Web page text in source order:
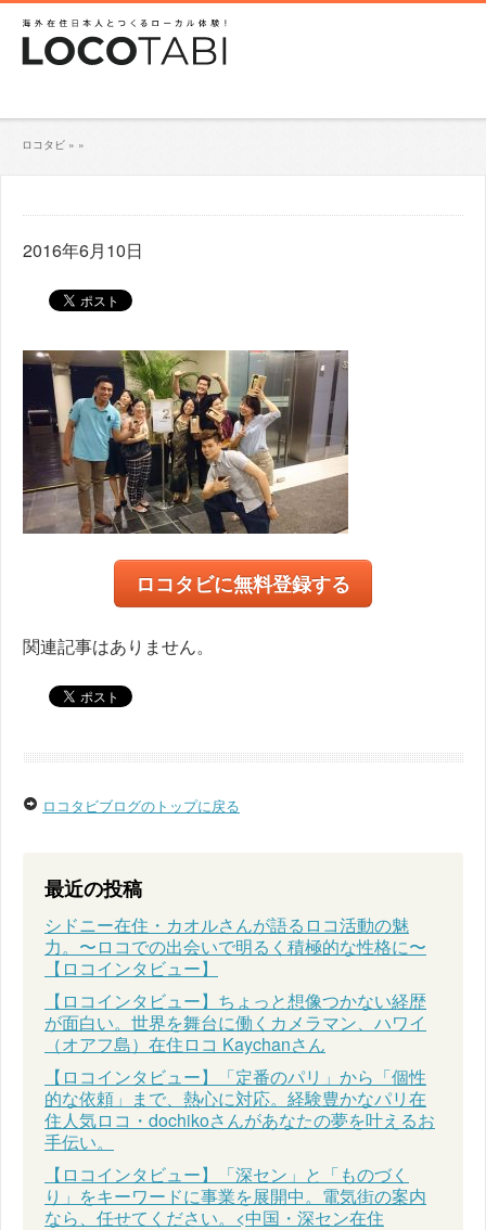
ロコタビ » »
2016年6月10日
ロコタビに無料登録する
関連記事はありません。
ロコタビブログのトップに戻る
最近の投稿
シドニー在住・カオルさんが語るロコ活動の魅
力。〜ロコでの出会いで明るく積極的な性格に〜
【ロコインタビュー】
【ロコインタビュー】ちょっと想像つかない経歴
が面白い。世界を舞台に働くカメラマン、ハワイ
（オアフ島）在住ロコ Kaychanさん
【ロコインタビュー】「定番のパリ」から「個性
的な依頼」まで、熱心に対応。経験豊かなパリ在
住人気ロコ・dochikoさんがあなたの夢を叶えるお
手伝い。
【ロコインタビュー】「深セン」と「ものづく
り」をキーワードに事業を展開中。電気街の案内
なら、任せてください。<中国・深セン在住